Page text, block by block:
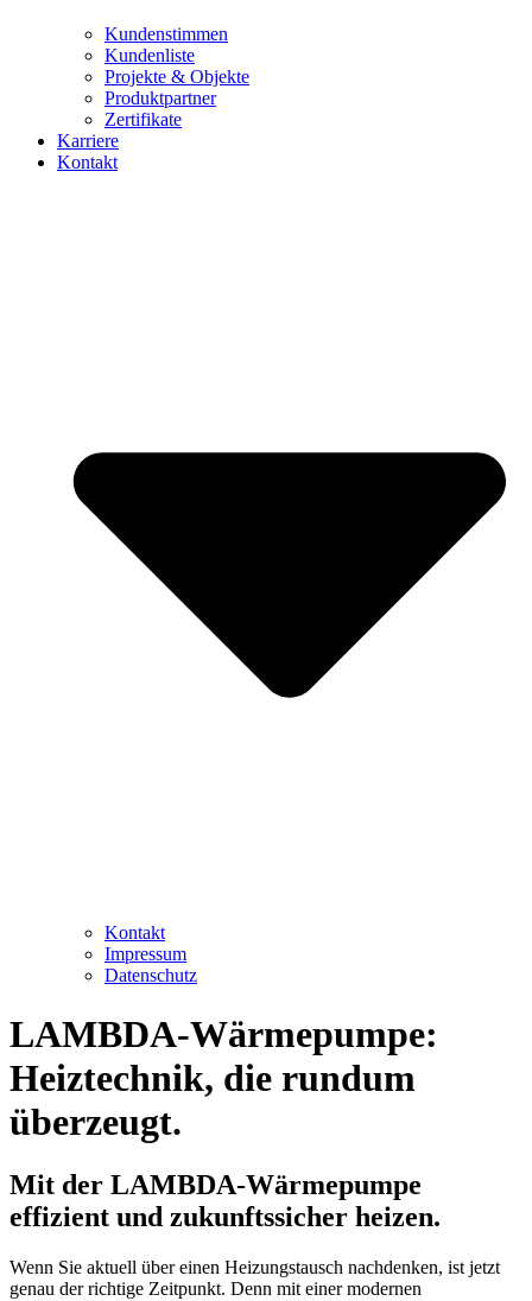
Kundenstimmen
Kundenliste
Projekte & Objekte
Produktpartner
Zertifikate
Karriere
Kontakt
Kontakt
Impressum
Datenschutz
LAMBDA-Wärmepumpe:
Heiztechnik, die rundum
überzeugt.
Mit der LAMBDA-Wärmepumpe
effizient und zukunftssicher heizen.
Wenn Sie aktuell über einen Heizungstausch nachdenken, ist jetzt
genau der richtige Zeitpunkt. Denn mit einer modernen